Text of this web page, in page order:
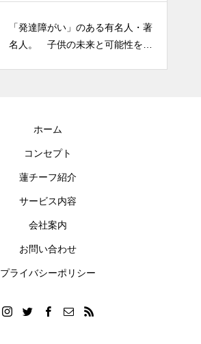
「発達障がい」のある有名人・著
名人。 子供の未来と可能性を秘
ホーム
コンセプト
蓮チーフ紹介
サービス内容
会社案内
お問い合わせ
プライバシーポリシー